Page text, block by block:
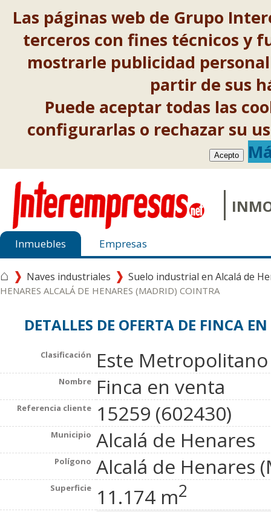
Las páginas web de Grupo
terceros con fines técnicos y
mostrarle publicidad
partir de sus
Puede aceptar todas las
configurarlas o rechazar su
Acepto
Inmuebles Empresas
⌂ Naves industriales Suelo industrial en Alcalá de
HENARES ALCALÁ DE HENARES (MADRID) COINTRA
DETALLES DE OFERTA DE FINCA
Clasificación Este Metropolitano
Nombre Finca en venta
Referencia cliente 15259 (602430)
Municipio Alcalá de Henares
Polígono Alcalá de Henares
Superficie 11.174 m2